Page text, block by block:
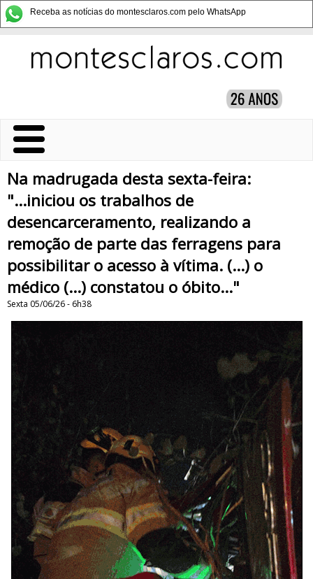
Receba as notícias do montesclaros.com pelo WhatsApp
Na madrugada desta sexta-feira:
"...iniciou os trabalhos de
desencarceramento, realizando a
remoção de parte das ferragens para
possibilitar o acesso à vítima. (...) o
médico (...) constatou o óbito..."
Sexta 05/06/26 - 6h38